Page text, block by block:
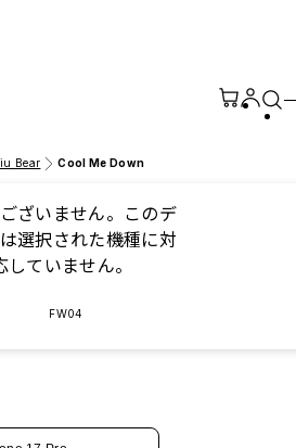
Bear Cool Me Down
ざいません。このデ
選択された機種に対
していません。
FW04